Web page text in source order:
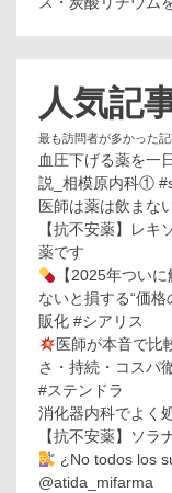
人気記
最も訪問者が多かった
血圧下げる薬を一
説_相模原内科①
医師は薬は飲まな
【抗不安薬】レ
薬です
【2025年つい
ないと損する“価格
販化 #シアリス
医師が本音で比
さ・持続・コスパ
#ステンドラ
消化器内科でよく
【抗不安薬】ソ
¿No todos los
@atida_mifarma